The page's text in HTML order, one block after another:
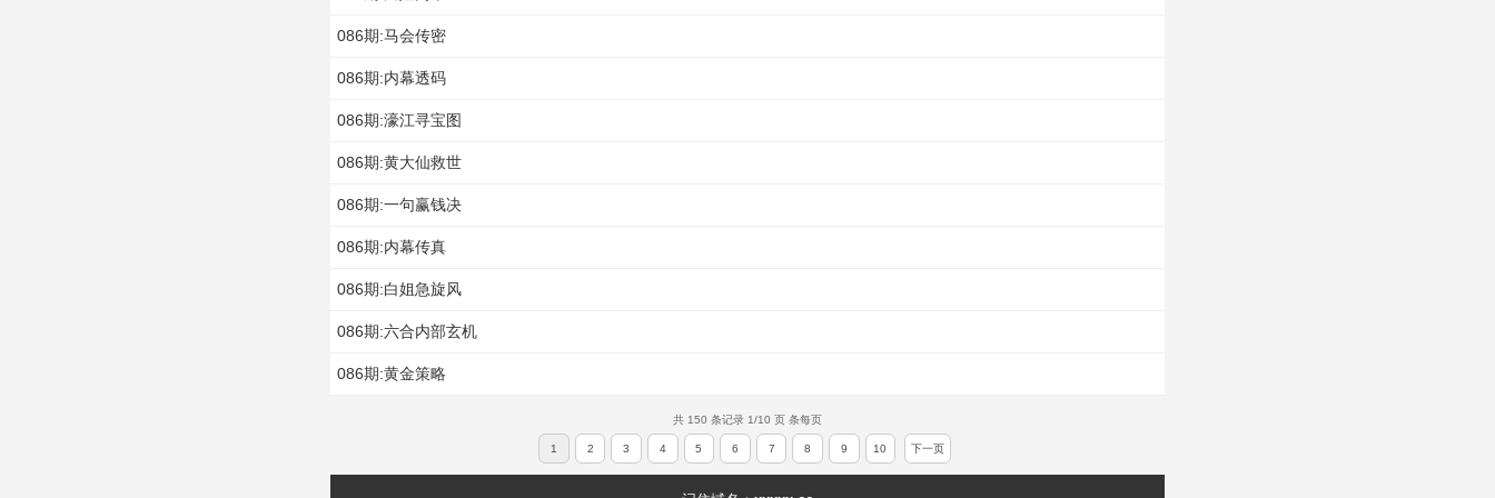
086期:马会传密
086期:内幕透码
086期:濠江寻宝图
086期:黄大仙救世
086期:一句赢钱决
086期:内幕传真
086期:白姐急旋风
086期:六合内部玄机
086期:黄金策略
共 150 条记录 1/10 页 条每页
1 2 3 4 5 6 7 8 9 10 下一页